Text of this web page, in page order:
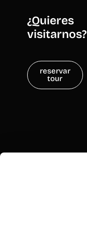
¿Quieres
visitarnos?
reservar
tour